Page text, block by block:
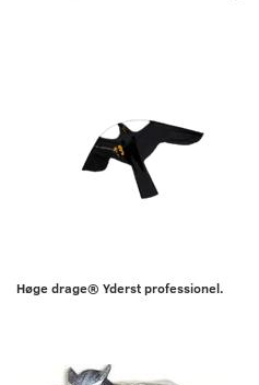
Høge drage® Yderst professionel.